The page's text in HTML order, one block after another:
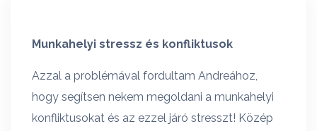
Munkahelyi stressz és konfliktusok
Azzal a problémával fordultam Andreához,
hogy segítsen nekem megoldani a munkahelyi
konfliktusokat és az ezzel járó stresszt! Közép